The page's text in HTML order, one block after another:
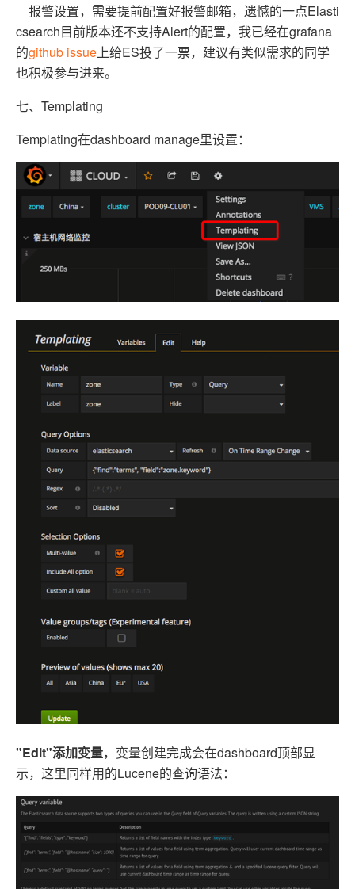
报警设置，需要提前配置好报警邮箱，遗憾的一点Elasti
csearch目前版本还不支持Alert的配置，我已经在grafana
的github issue上给ES投了一票，建议有类似需求的同学
也积极参与进来。
七、Templating
Templating在dashboard manage里设置：
"Edit"添加变量，变量创建完成会在dashboard顶部显
示，这里同样用的Lucene的查询语法：